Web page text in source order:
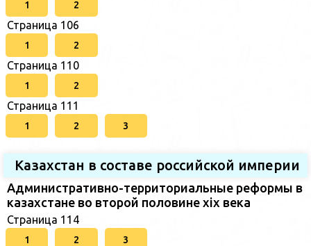
1 2
Страница 106
1 2
Страница 110
1 2
Страница 111
1 2 3
Казахстан в составе российской империи
Административно-территориальные реформы в
казахстане во второй половине xix века
Страница 114
1 2 3